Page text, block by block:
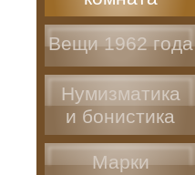
Вещи 1962 года
Нумизматика
и бонистика
Марки